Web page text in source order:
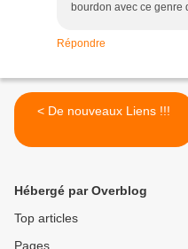
bourdon avec ce genre
Répondre
< De nouveaux Liens !!!
Hébergé par Overblog
Top articles
Pages